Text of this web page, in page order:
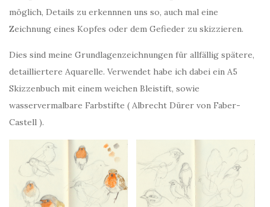
möglich, Details zu erkennnen uns so, auch mal eine
Zeichnung eines Kopfes oder dem Gefieder zu skizzieren.
Dies sind meine Grundlagenzeichnungen für allfällig spätere,
detailliertere Aquarelle. Verwendet habe ich dabei ein A5
Skizzenbuch mit einem weichen Bleistift, sowie
wasservermalbare Farbstifte ( Albrecht Dürer von Faber-
Castell ).